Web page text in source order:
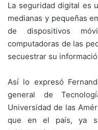
La seguridad digital es
medianas y pequeñas
de dispositivos
computadoras de las
secuestrar su
Así lo expresó
general de
Universidad de las
que en el país, ya